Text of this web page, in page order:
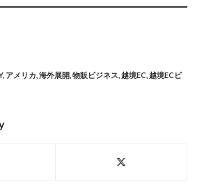
, アメリカ 海外展開, 物販ビジネス 越境EC 越境ECビ